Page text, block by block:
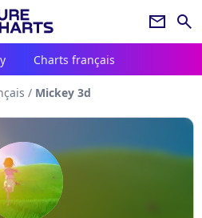
newsletter search
Charts français
/ Mickey 3d